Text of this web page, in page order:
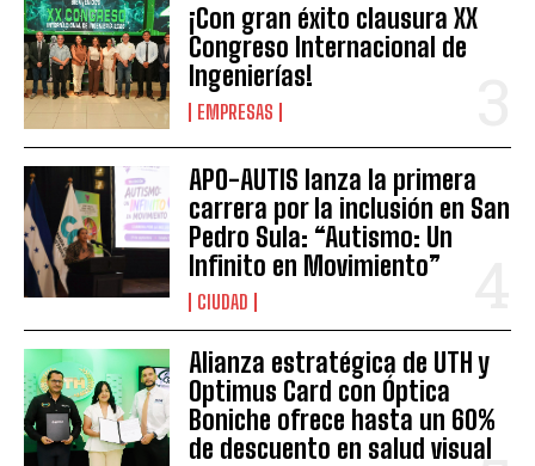
¡Con gran éxito clausura XX
Congreso Internacional de
Ingenierías!
EMPRESAS
APO-AUTIS lanza la primera
carrera por la inclusión en San
Pedro Sula: “Autismo: Un
Infinito en Movimiento”
CIUDAD
Alianza estratégica de UTH y
Optimus Card con Óptica
Boniche ofrece hasta un 60%
de descuento en salud visual